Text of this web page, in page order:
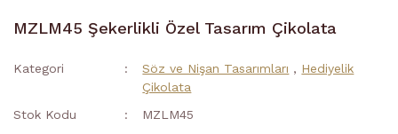
MZLM45 Şekerlikli Özel Tasarım Çikolata
Kategori Söz ve Nişan Tasarımları , Hediyelik
Çikolata
Stok Kodu
MZLM45